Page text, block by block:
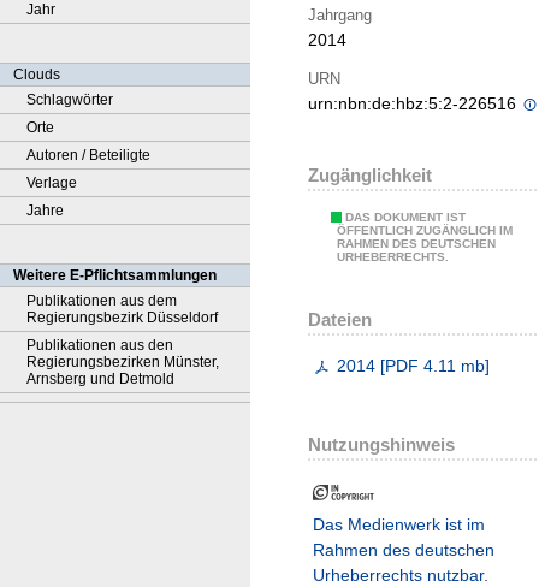
Jahr
Clouds
Schlagwörter
Orte
Autoren / Beteiligte
Verlage
Jahre
Weitere E-Pflichtsammlungen
Publikationen aus dem
Regierungsbezirk Düsseldorf
Publikationen aus den
Regierungsbezirken Münster,
Arnsberg und Detmold
Jahrgang
2014
URN
urn:nbn:de:hbz:5:2-226516
Zugänglichkeit
DAS DOKUMENT IST
ÖFFENTLICH ZUGÄNGLICH IM
RAHMEN DES DEUTSCHEN
URHEBERRECHTS.
Dateien
2014 [PDF 4.11 mb]
Nutzungshinweis
Das Medienwerk ist im
Rahmen des deutschen
Urheberrechts nutzbar.